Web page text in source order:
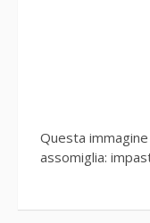
Questa
assomiglia: